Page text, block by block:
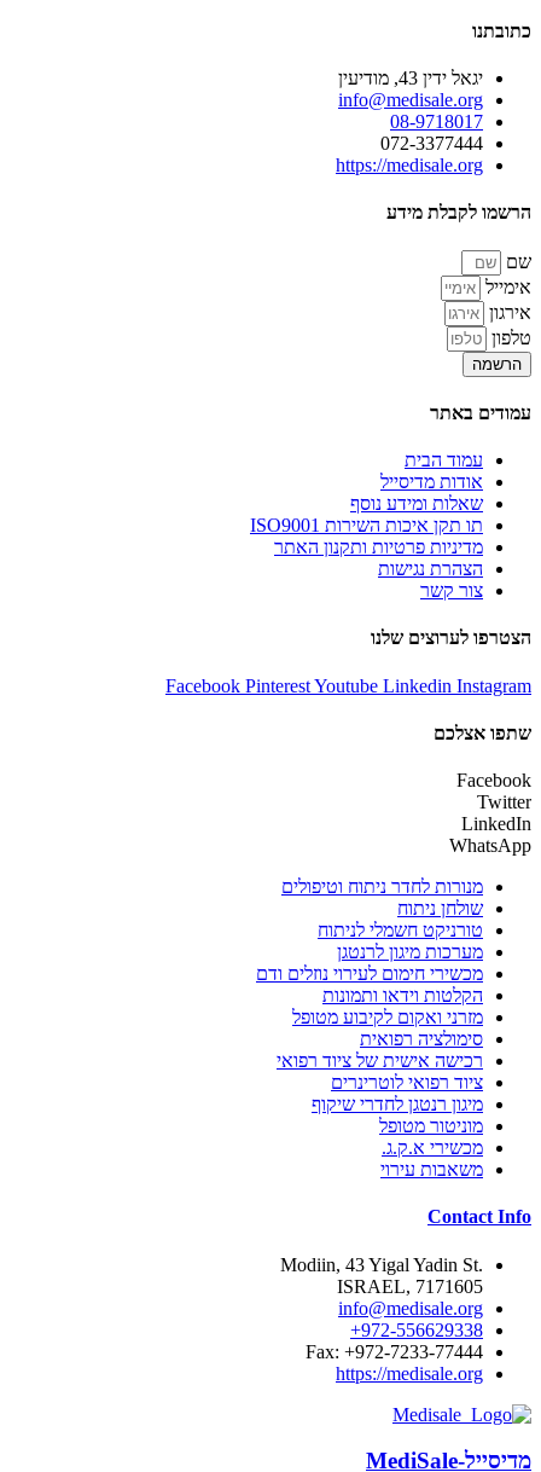
כתובתנו
יגאל ידין 43, מודיעין
info@medisale.org
08-9718017
072-3377444
https://medisale.org
הרשמו לקבלת מידע
שם
אימייל
אירגון
טלפון
הרשמה
עמודים באתר
עמוד הבית
אודות מדיסייל
שאלות ומידע נוסף
תו תקן איכות השירות ISO9001
מדיניות פרטיות ותקנון האתר
הצהרת נגישות
צור קשר
הצטרפו לערוצים שלנו
Facebook PinterestYoutube Linkedin Instagram
שתפו אצלכם
Facebook
Twitter
LinkedIn
WhatsApp
מנורות לחדר ניתוח וטיפולים
שולחן ניתוח
טורניקט חשמלי לניתוח
מערכות מיגון לרנטגן
מכשירי חימום לעירוי נוזלים ודם
הקלטות וידאו ותמונות
מזרני ואקום לקיבוע מטופל
סימולציה רפואית
רכישה אישית של ציוד רפואי
ציוד רפואי לוטרינרים
מיגון רנטגן לחדרי שיקוף
מוניטור מטופל
מכשירי א.ק.ג.
משאבות עירוי
Contact Info
.Modiin, 43 Yigal Yadin St
7171605 ,ISRAEL
info@medisale.org
972-556629338+
Fax: +972-7233-77444
https://medisale.org
מדיסייל-MediSale